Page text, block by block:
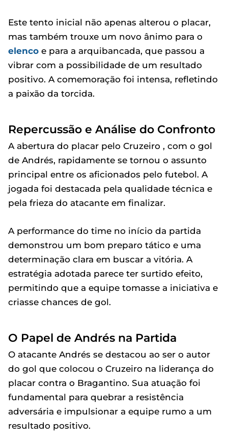
Este tento inicial não apenas alterou o placar,
mas também trouxe um novo ânimo para o
elenco e para a arquibancada, que passou a
vibrar com a possibilidade de um resultado
positivo. A comemoração foi intensa, refletindo
a paixão da torcida.
Repercussão e Análise do Confronto
A abertura do placar pelo Cruzeiro , com o gol
de Andrés, rapidamente se tornou o assunto
principal entre os aficionados pelo futebol. A
jogada foi destacada pela qualidade técnica e
pela frieza do atacante em finalizar.
A performance do time no início da partida
demonstrou um bom preparo tático e uma
determinação clara em buscar a vitória. A
estratégia adotada parece ter surtido efeito,
permitindo que a equipe tomasse a iniciativa e
criasse chances de gol.
O Papel de Andrés na Partida
O atacante Andrés se destacou ao ser o autor
do gol que colocou o Cruzeiro na liderança do
placar contra o Bragantino. Sua atuação foi
fundamental para quebrar a resistência
adversária e impulsionar a equipe rumo a um
resultado positivo.